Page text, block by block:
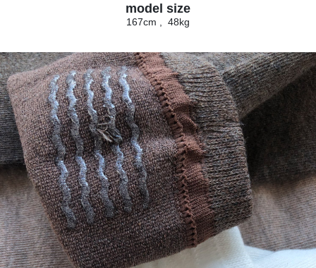
model size
167cm , 48kg